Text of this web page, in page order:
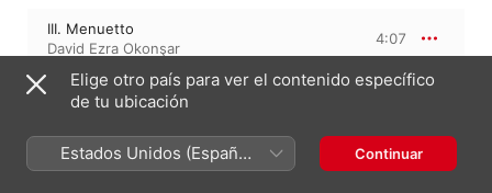
III. Menuetto
David Ezra Okonşar
4:07
IV. Presto con fuoco
David Ezra Okonşar
LUDWIG VAN BEETHOVEN 8:16
Elige otro país para ver el contenido específico
de tu ubicación
Estados Unidos (Español
México)
Continuar